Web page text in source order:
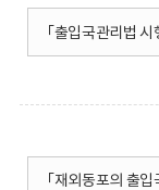
「출입국관리법
「재외동포의 출